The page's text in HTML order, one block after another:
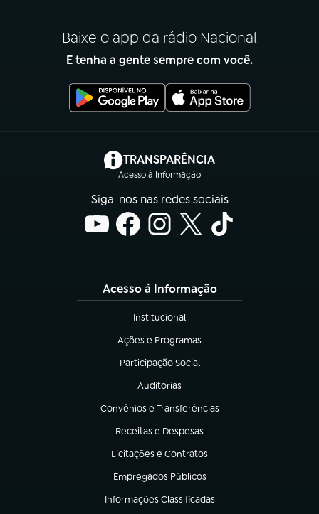
Baixe o app da rádio Nacional
E tenha a gente sempre com você.
TRANSPARÊNCIA
Acesso à Informação
(abre em nova aba)
Siga-nos nas redes sociais
Acesso à Informação
Institucional
(abre em nova aba)
Ações e Programas
(abre em nova aba)
Participação Social
(abre em nova aba)
Auditorias
(abre em nova aba)
Convênios e Transferências
(abre em nova aba)
Receitas e Despesas
(abre em nova aba)
Licitações e Contratos
(abre em nova aba)
Empregados Públicos
(abre em nova aba)
Informações Classificadas
(abre em nova aba)